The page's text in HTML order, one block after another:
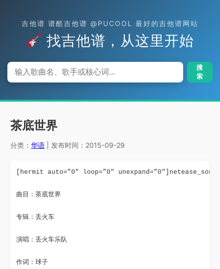
吉他谱 谱酷吉他谱 @PUCOOL 最好的吉他谱网站
找吉他谱，从这里开始
搜
索
茶底世界
分类：华语 | 发布时间：2015-09-29
[hermit auto=”0″ loop=”0″
曲目：茶底世界
专辑：丢火车
演唱：丢火车乐队
作词：球子